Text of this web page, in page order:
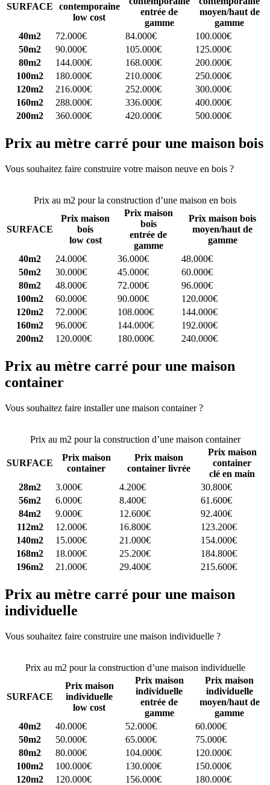
SURFACE
contemporaine
low cost
entrée de
gamme
moyen/haut de
gamme
40m2
72.000€ 84.000€
100.000€
50m2
90.000€ 105.000€
125.000€
80m2
144.000€ 168.000€
200.000€
100m2
180.000€ 210.000€
250.000€
120m2
216.000€ 252.000€
300.000€
160m2
288.000€ 336.000€
400.000€
200m2
360.000€ 420.000€ 500.000€
Prix au mètre carré pour une maison bois
Vous souhaitez faire construire votre maison neuve en bois ?
Prix au m2 pour la construction d’une maison en bois
SURFACE
Prix maison
bois
low cost
Prix maison
bois
entrée de
gamme
Prix maison bois
moyen/haut de
gamme
40m2
24.000€ 36.000€
48.000€
50m2
30.000€ 45.000€
60.000€
80m2
48.000€ 72.000€
96.000€
100m2
60.000€ 90.000€
120.000€
120m2
72.000€ 108.000€
144.000€
160m2
96.000€ 144.000€
192.000€
200m2
120.000€ 180.000€ 240.000€
Prix au mètre carré pour une maison
container
Vous souhaitez faire installer une maison container ?
Prix au m2 pour la construction d’une maison container
SURFACE
Prix maison
container
Prix maison
container livrée
Prix maison
container
clé en main
28m2
3.000€ 4.200€
30.800€
56m2
6.000€ 8.400€
61.600€
84m2
9.000€ 12.600€
92.400€
112m2
12.000€ 16.800€
123.200€
140m2
15.000€ 21.000€
154.000€
168m2
18.000€ 25.200€
184.800€
196m2
21.000€ 29.400€ 215.600€
Prix au mètre carré pour une maison
individuelle
Vous souhaitez faire construire une maison individuelle ?
Prix au m2 pour la construction d’une maison individuelle
SURFACE
Prix maison
individuelle
low cost
Prix maison
individuelle
entrée de
gamme
Prix maison
individuelle
moyen/haut de
gamme
40m2
40.000€ 52.000€
60.000€
50m2
50.000€ 65.000€
75.000€
80m2
80.000€ 104.000€
120.000€
100m2
100.000€ 130.000€
150.000€
120m2
120.000€ 156.000€
180.000€